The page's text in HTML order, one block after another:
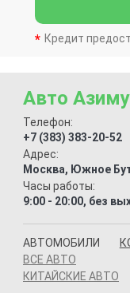
Кредит
Авто
Телефон:
+7 (383) 383-20-52
Адрес:
Москва, Южное
Часы работы:
9:00 - 20:00, без
АВТОМОБИЛИ
ВСЕ АВТО
КИТАЙСКИЕ АВТО